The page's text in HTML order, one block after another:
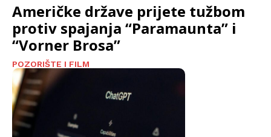
Američke države prijete tužbom
protiv spajanja “Paramaunta” i
“Vorner Brosa”
POZORIŠTE I FILM